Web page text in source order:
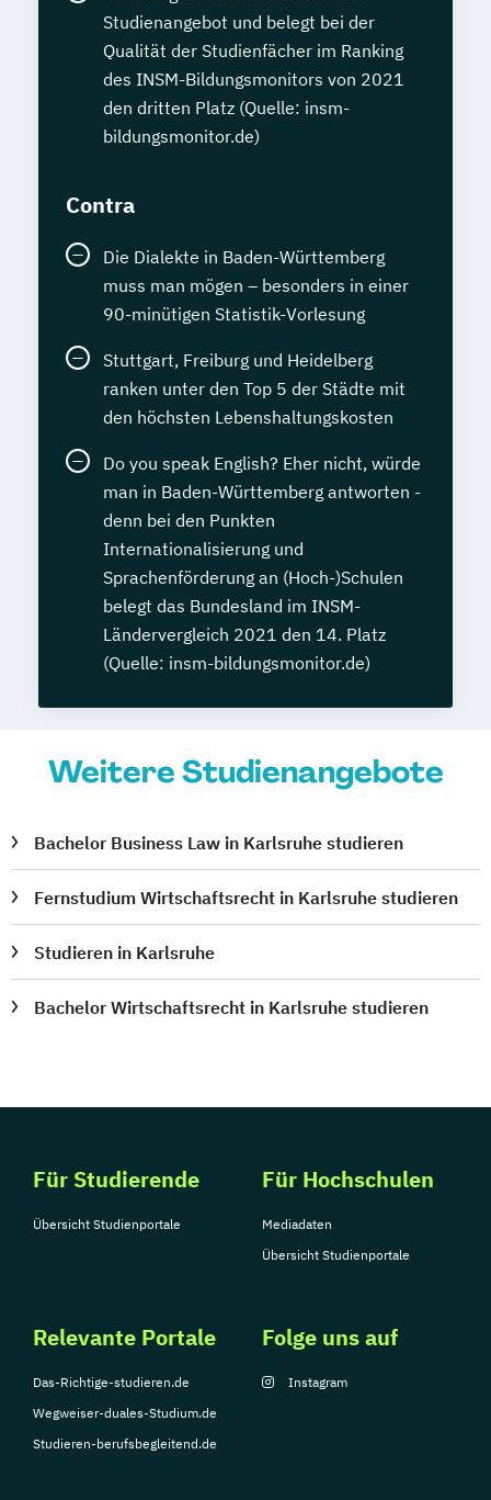
Studienangebot und belegt bei der
Qualität der Studienfächer im Ranking
des INSM-Bildungsmonitors von 2021
den dritten Platz (Quelle: insm-
bildungsmonitor.de)
Contra
Die Dialekte in Baden-Württemberg
muss man mögen – besonders in einer
90-minütigen Statistik-Vorlesung
Stuttgart, Freiburg und Heidelberg
ranken unter den Top 5 der Städte mit
den höchsten Lebenshaltungskosten
Do you speak English? Eher nicht, würde
man in Baden-Württemberg antworten -
denn bei den Punkten
Internationalisierung und
Sprachenförderung an (Hoch-)Schulen
belegt das Bundesland im INSM-
Ländervergleich 2021 den 14. Platz
(Quelle: insm-bildungsmonitor.de)
Weitere Studienangebote
Bachelor Business Law in Karlsruhe studieren
Fernstudium Wirtschaftsrecht in Karlsruhe studieren
Studieren in Karlsruhe
Bachelor Wirtschaftsrecht in Karlsruhe studieren
Für Studierende
Übersicht Studienportale
Für Hochschulen
Mediadaten
Übersicht Studienportale
Relevante Portale
Das-Richtige-studieren.de
Wegweiser-duales-Studium.de
Studieren-berufsbegleitend.de
Folge uns auf
Instagram